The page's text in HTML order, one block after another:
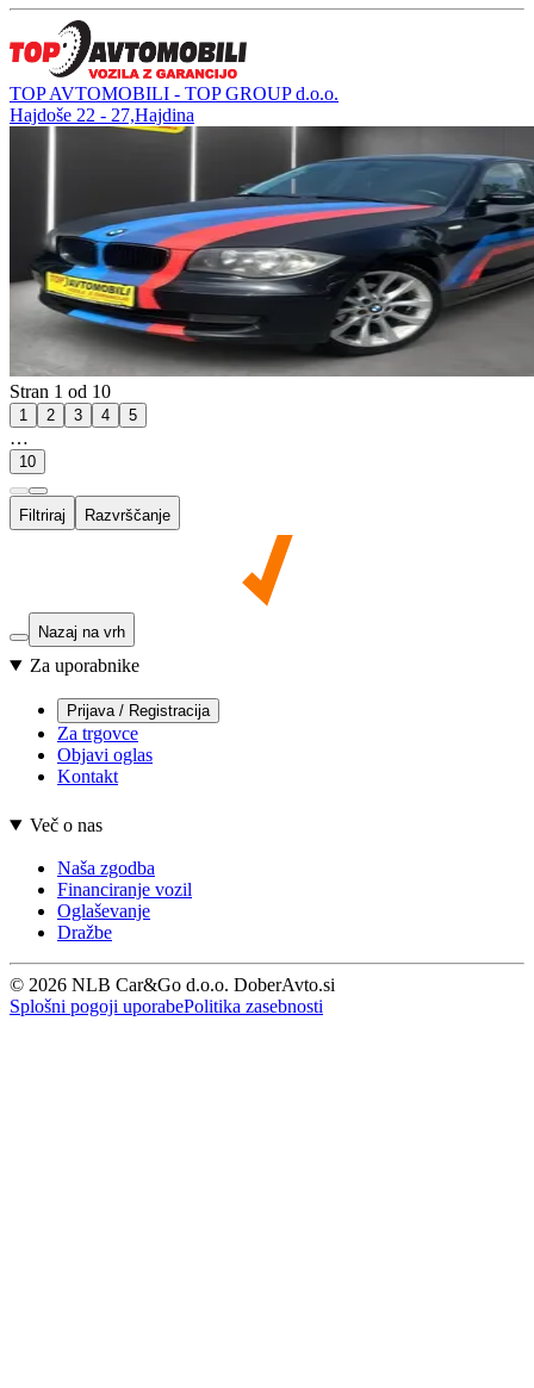
TOP AVTOMOBILI - TOP GROUP d.o.o.
Hajdoše 22 - 27,Hajdina
Stran 1 od 10
1 2 3 4 5
…
10
Filtriraj Razvrščanje
Nazaj na vrh
Za uporabnike
Prijava / Registracija
Za trgovce
Objavi oglas
Kontakt
Več o nas
Naša zgodba
Financiranje vozil
Oglaševanje
Dražbe
© 2026 NLB Car&Go d.o.o. DoberAvto.si
Splošni pogoji uporabePolitika zasebnosti